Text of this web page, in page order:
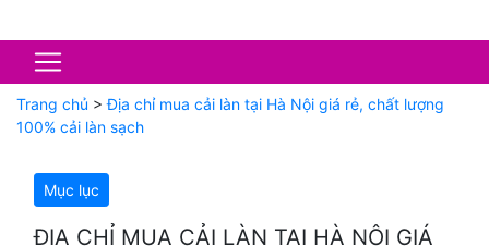
Trang chủ >Địa chỉ mua cải làn tại Hà Nội giá rẻ, chất lượng
100% cải làn sạch
Mục lục
ĐỊA CHỈ MUA CẢI LÀN TẠI HÀ NỘI GIÁ